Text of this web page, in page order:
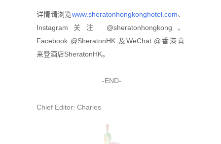
详情请浏览www.sheratonhongkonghotel.com、
Instagram关注 @sheratonhongkong、
Facebook @SheratonHK 及WeChat @香港喜
来登酒店SheratonHK。
-END-
Chief Editor: Charles